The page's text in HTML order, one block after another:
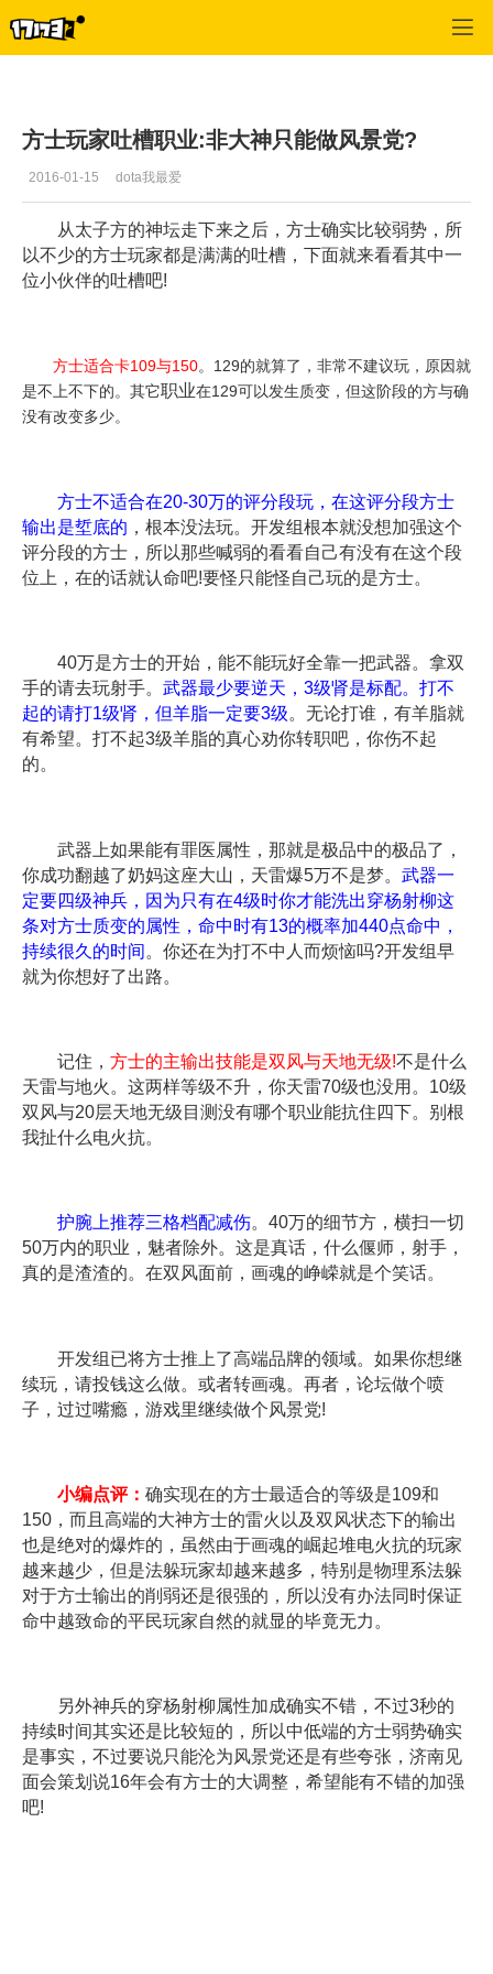
方士玩家吐槽职业:非大神只能做风景党?
2016-01-15 dota我最爱
从太子方的神坛走下来之后，方士确实比较弱势，所
以不少的方士玩家都是满满的吐槽，下面就来看看其中一
位小伙伴的吐槽吧!
方士适合卡109与150。129的就算了，非常不建议玩，原因就
是不上不下的。其它职业在129可以发生质变，但这阶段的方与确
没有改变多少。
方士不适合在20-30万的评分段玩，在这评分段方士
输出是埑底的 ，根本没法玩。开发组根本就没想加强这个
评分段的方士，所以那些喊弱的看看自己有没有在这个段
位上，在的话就认命吧!要怪只能怪自己玩的是方士。
40万是方士的开始，能不能玩好全靠一把武器。拿双
手的请去玩射手。 武器最少要逆天，3级肾是标配。打不
起的请打1级肾，但羊脂一定要3级。无论打谁，有羊脂就
有希望。打不起3级羊脂的真心劝你转职吧，你伤不起
的。
武器上如果能有罪医属性，那就是极品中的极品了，
你成功翻越了奶妈这座大山，天雷爆5万不是梦。 武器一
定要四级神兵，因为只有在4级时你才能洗出穿杨射柳这
条对方士质变的属性，命中时有13的概率加440点命中，
持续很久的时间 。你还在为打不中人而烦恼吗?开发组早
就为你想好了出路。
记住， 方士的主输出技能是双风与天地无级!不是什么
天雷与地火。这两样等级不升，你天雷70级也没用。10级
双风与20层天地无级目测没有哪个职业能抗住四下。别根
我扯什么电火抗。
护腕上推荐三格档配减伤。40万的细节方，横扫一切
50万内的职业，魅者除外。这是真话，什么偃师，射手，
真的是渣渣的。在双风面前，画魂的峥嵘就是个笑话。
开发组已将方士推上了高端品牌的领域。如果你想继
续玩，请投钱这么做。或者转画魂。再者，论坛做个喷
子，过过嘴瘾，游戏里继续做个风景党!
小编点评： 确实现在的方士最适合的等级是109和
150，而且高端的大神方士的雷火以及双风状态下的输出
也是绝对的爆炸的，虽然由于画魂的崛起堆电火抗的玩家
越来越少，但是法躲玩家却越来越多，特别是物理系法躲
对于方士输出的削弱还是很强的，所以没有办法同时保证
命中越致命的平民玩家自然的就显的毕竟无力。
另外神兵的穿杨射柳属性加成确实不错，不过3秒的
持续时间其实还是比较短的，所以中低端的方士弱势确实
是事实，不过要说只能沦为风景党还是有些夸张，济南见
面会策划说16年会有方士的大调整，希望能有不错的加强
吧!